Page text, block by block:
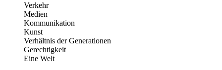
Verkehr
Medien
Kommunikation
Kunst
Verhältnis der Generationen
Gerechtigkeit
Eine Welt